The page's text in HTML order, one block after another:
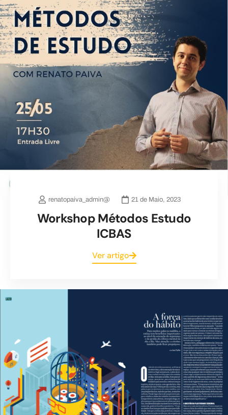
renatopaiva_admin@ 21 de Maio, 2023
Workshop Métodos Estudo
ICBAS
Ver artigo